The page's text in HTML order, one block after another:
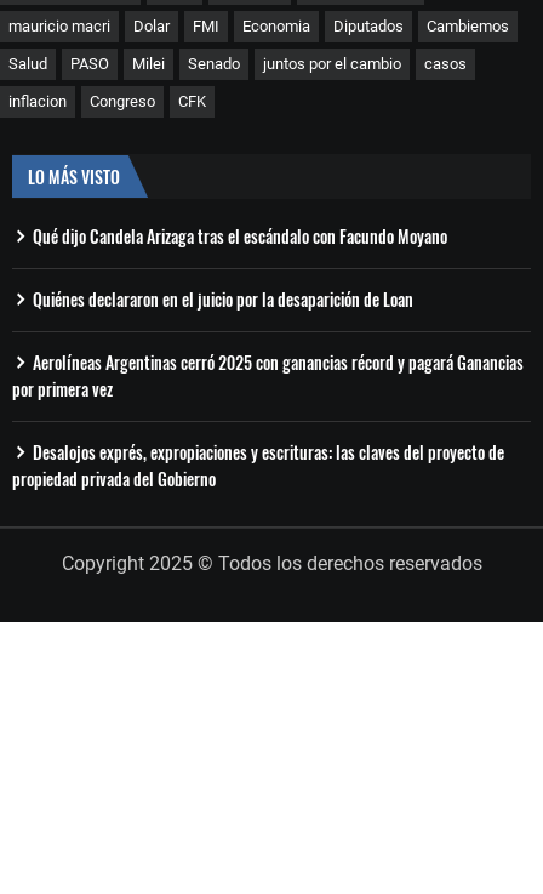
mauricio macri Dolar FMI Economia Diputados Cambiemos
Salud PASO Milei Senado juntos por el cambio casos
inflacion Congreso CFK
LO MÁS VISTO
Qué dijo Candela Arizaga tras el escándalo con Facundo Moyano
Quiénes declararon en el juicio por la desaparición de Loan
Aerolíneas Argentinas cerró 2025 con ganancias récord y pagará Ganancias
por primera vez
Desalojos exprés, expropiaciones y escrituras: las claves del proyecto de
propiedad privada del Gobierno
Copyright 2025 © Todos los derechos reservados